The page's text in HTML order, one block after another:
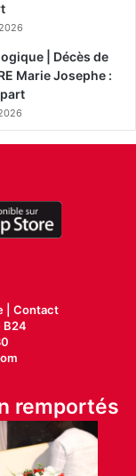
| Décès de
Marie Josephe :
| Contact
B24
remportés